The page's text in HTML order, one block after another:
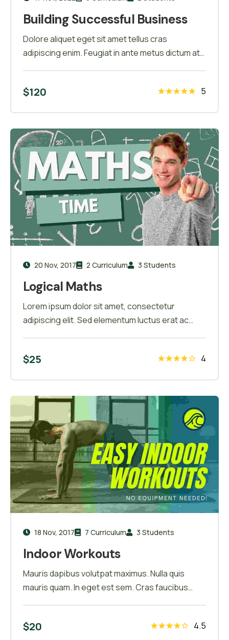
Building Successful Business
Dolore aliquet eget sit amet tellus cras
adipiscing enim. Feugiat in ante metus dictum at
ullamcorper velit sed ullamcorper morbi tincidunt
$120 5
20 Nov, 2017 2 Curriculum 3 Students
Logical Maths
Lorem ipsum dolor sit amet, consectetur
adipiscing elit. Sed elementum luctus erat ac
condimentum
$25 4
18 Nov, 2017 7 Curriculum 3 Students
Indoor Workouts
Mauris dapibus volutpat maximus. Nulla quis
mauris quam. In eget est sem. Cras faucibus
$20 4.5